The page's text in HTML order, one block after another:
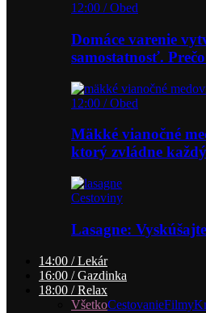
12:00 / Obed
Domáce varenie
samostatnosť.
12:00 / Obed
Mäkké vianočné
ktorý zvládne každý
Cestoviny
Lasagne:
14:00 / Lekár
16:00 / Gazdinka
18:00 / Relax
VšetkoCestovanieFilmy